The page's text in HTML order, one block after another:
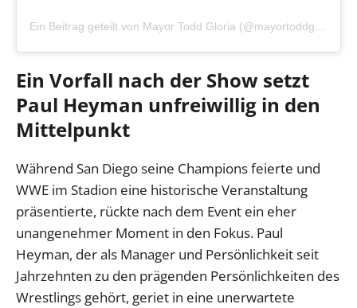
Ein Beitrag geteilt von Mayor Todd Gloria (@mayortoddgloria)
Ein Vorfall nach der Show setzt
Paul Heyman unfreiwillig in den
Mittelpunkt
Während San Diego seine Champions feierte und
WWE im Stadion eine historische Veranstaltung
präsentierte, rückte nach dem Event ein eher
unangenehmer Moment in den Fokus. Paul
Heyman, der als Manager und Persönlichkeit seit
Jahrzehnten zu den prägenden Persönlichkeiten des
Wrestlings gehört, geriet in eine unerwartete